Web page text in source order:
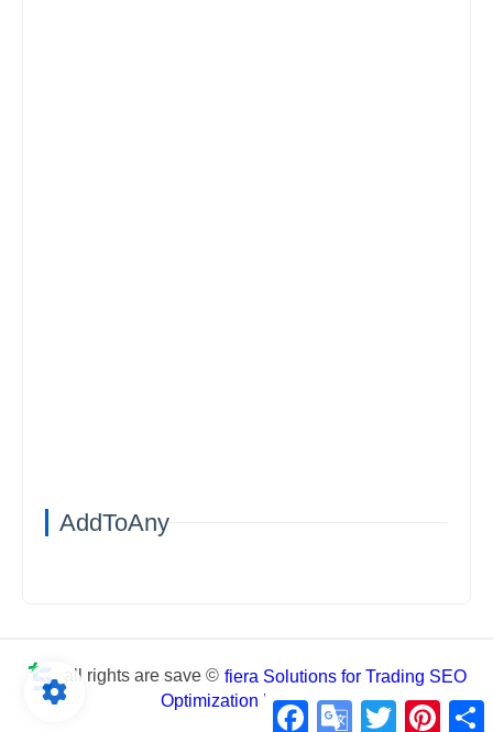
AddToAny
FacebookGoogle
Translate
Twitter
all rights are save © fiera Solutions for Trading SEO
Optimization business